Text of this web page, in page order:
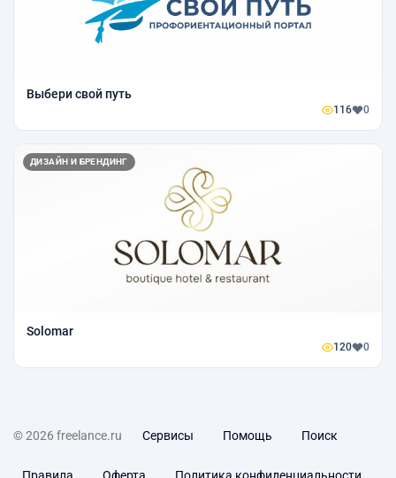
Выбери свой путь
116 0
ДИЗАЙН И БРЕНДИНГ
Solomar
120 0
© 2026 freelance.ru Сервисы Помощь Поиск